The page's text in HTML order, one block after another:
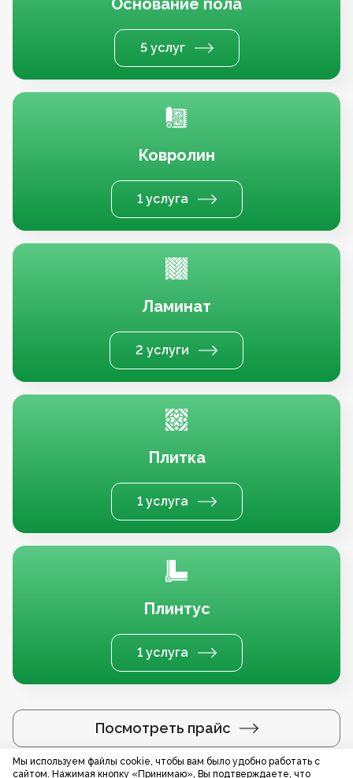
Основание пола
5 услуг
Ковролин
1 услуга
Ламинат
2 услуги
Плитка
1 услуга
Плинтус
1 услуга
Посмотреть прайс
Мы используем файлы cookie, чтобы вам было удобно работать с
сайтом. Нажимая кнопку «Принимаю», Вы подтверждаете, что